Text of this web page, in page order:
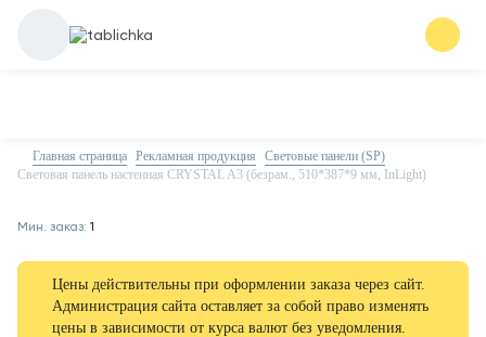
Главная страница Рекламная продукция
Световые панели (SP)
Световая панель настенная CRYSTAL A3 (безрам., 510*387*9 мм, InLight)
Мин. заказ: 1
Цены действительны при оформлении заказа через сайт.
Администрация сайта оставляет за собой право изменять
цены в зависимости от курса валют без уведомления.